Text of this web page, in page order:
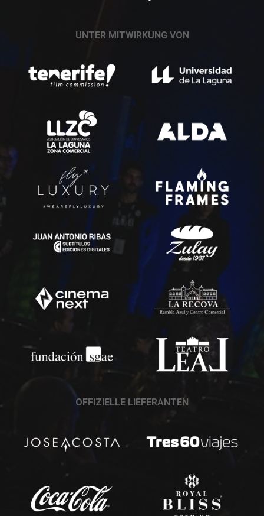
UNTER MITWIRKUNG VON
OFFIZIELLE LIEFERANTEN